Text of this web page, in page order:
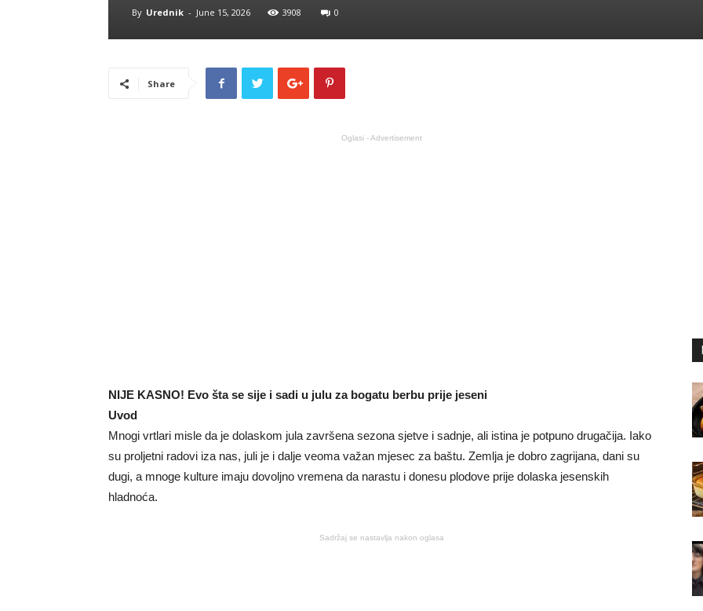
By Urednik - June 15, 2026 3908 0
Share
Oglasi - Advertisement
NIJE KASNO! Evo šta se sije i sadi u julu za bogatu berbu prije jeseni
Uvod
Mnogi vrtlari misle da je dolaskom jula završena sezona sjetve i sadnje, ali istina je potpuno drugačija. Iako
su proljetni radovi iza nas, juli je i dalje veoma važan mjesec za baštu. Zemlja je dobro zagrijana, dani su
dugi, a mnoge kulture imaju dovoljno vremena da narastu i donesu plodove prije dolaska jesenskih
hladnoća.
Sadržaj se nastavlja nakon oglasa